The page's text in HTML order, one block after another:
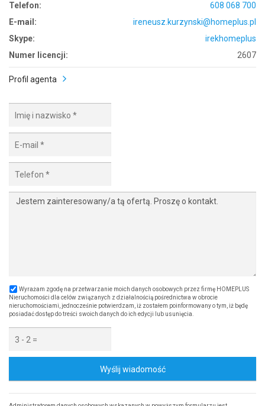
Telefon:
608 068 700
E-mail:
ireneusz.kurzynski@homeplus.pl
Skype:
irekhomeplus
Numer licencji:
2607
Profil agenta
Wyrażam zgodę na przetwarzanie moich danych osobowych przez firmę HOMEPLUS
Nieruchomości dla celów związanych z działalnością pośrednictwa w obrocie
nieruchomościami, jednocześnie potwierdzam, iż zostałem poinformowany o tym, iż będę
posiadać dostęp do treści swoich danych do ich edycji lub usunięcia.
Wyślij wiadomość